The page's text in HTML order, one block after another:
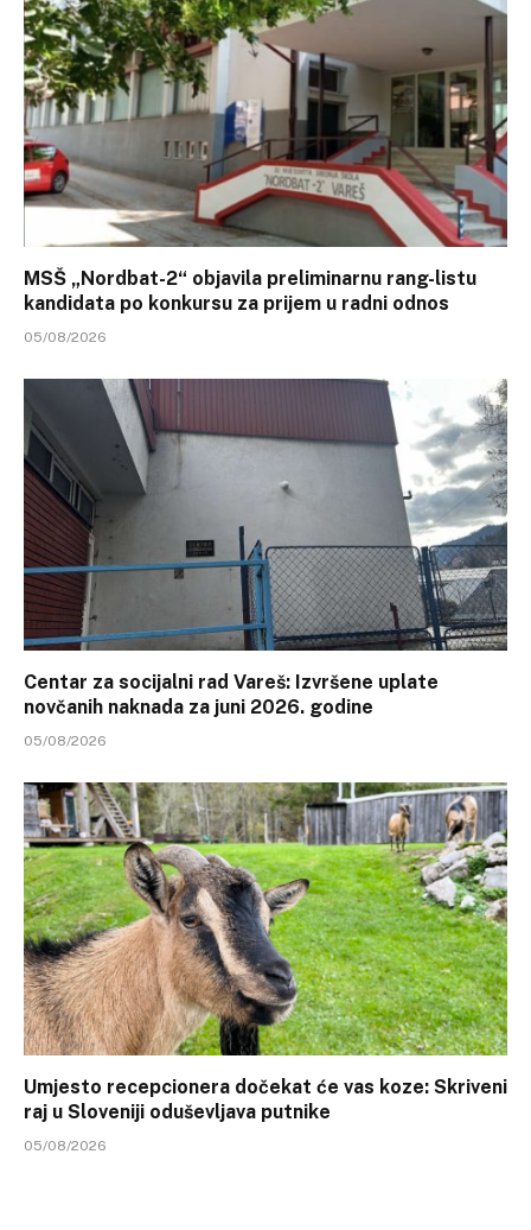
MSŠ „Nordbat-2“ objavila preliminarnu rang-listu
kandidata po konkursu za prijem u radni odnos
05/08/2026
Centar za socijalni rad Vareš: Izvršene uplate
novčanih naknada za juni 2026. godine
05/08/2026
Umjesto recepcionera dočekat će vas koze: Skriveni
raj u Sloveniji oduševljava putnike
05/08/2026